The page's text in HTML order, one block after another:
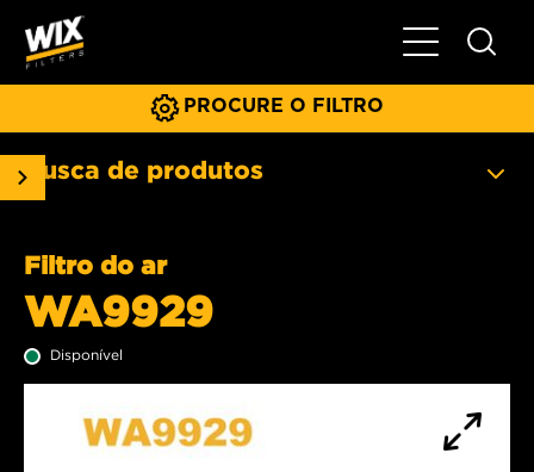
Menu
PROCURE O FILTRO
Busca de produtos
Filtro do ar
WA9929
Disponível